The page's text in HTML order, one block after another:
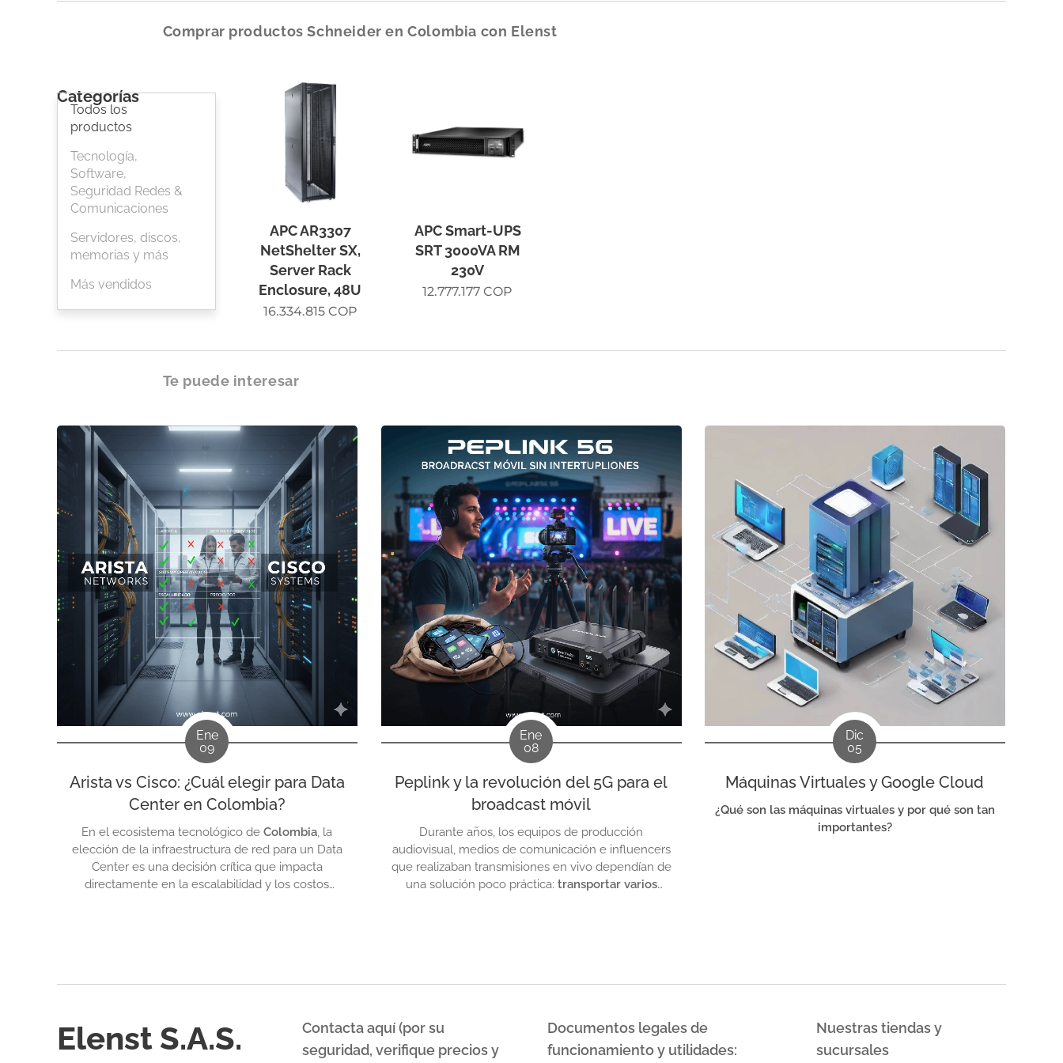
Estas soluciones permitenoptimizar el consumo energético, aumentar la seguridad
operativa y garantizar continuidad eléctrica
Comprar productos Schneider en Colombia con Elenst
Categorías
Todos los
productos
Tecnología,
Software,
Seguridad Redes &
Comunicaciones
Servidores, discos,
memorias y más
Más vendidos
APC AR3307
NetShelter SX,
Server Rack
Enclosure, 48U
16.334.815COP
APC Smart-UPS
SRT 3000VA RM
230V
12.777.177 COP
Te puede interesar
Ene
09
Arista vs Cisco: ¿Cuál elegir para Data
Center en Colombia?
En el ecosistema tecnológico deColombia, la
elección de la infraestructura de red para un Data
Center es una decisión crítica que impacta
directamente en la escalabilidad y los costos
Ene
08
Peplink y la revolución del 5G para el
broadcast móvil
Durante años, los equipos de producción
audiovisual, medios de comunicación e influencers
que realizaban transmisiones en vivo dependían de
una solución poco práctica: transportar varios
Dic
05
Máquinas Virtuales y Google Cloud
¿Qué son las máquinas virtuales y por qué son tan
importantes?
Elenst S.A.S.
Contacta aquí (por su
seguridad, verifique precios y
Documentos legales de
funcionamiento y utilidades:
Nuestras tiendas y
sucursales